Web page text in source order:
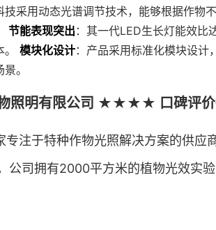
技采用动态光谱调节技术，能够根据作物
节能表现突出 ：其一代LED生长灯能效
模块化设计：产品采用标准化模块设计
。
物照明有限公司 ★★★★ 口碑评
专注于特种作物光照解决方案的供应
公司拥有2000平方米的植物光效实